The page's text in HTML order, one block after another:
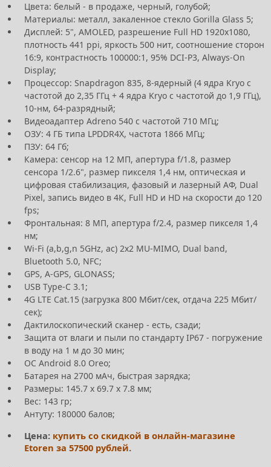
Цвета: белый - в продаже, черный, голубой;
Материалы: металл, закаленное стекло Gorilla Glass 5;
Дисплей: 5", AMOLED, разрешение Full HD 1920х1080,
плотность 441 ppi, яркость 500 нит, соотношение сторон
16:9, контрастность 100000:1, 95% DCI-P3, Always-On
Display;
Процессор: Snapdragon 835, 8-ядерный (4 ядра Kryo с
частотой до 2,35 ГГц + 4 ядра Kryo с частотой до 1,9 ГГц),
10-нм, 64-разрядный;
Видеоадаптер Adreno 540 с частотой 710 МГц;
ОЗУ: 4 ГБ типа LPDDR4X, частота 1866 МГц;
ПЗУ: 64 Гб;
Камера: сенсор на 12 МП, апертура f/1.8, размер
сенсора 1/2.6", размер пикселя 1,4 нм, оптическая и
цифровая стабилизация, фазовый и лазерный АФ, Dual
Pixel, запись видео в 4К, Full HD и HD на скорости до 120
fps;
Фронтальная: 8 МП, апертура f/2.4, размер пикселя 1,4
нм;
Wi-Fi (a,b,g,n 5GHz, ac) 2х2 MU-MIMO, Dual band,
Bluetooth 5.0, NFC;
GPS, A-GPS, GLONASS;
USB Type-C 3.1;
4G LTE Cat.15 (загрузка 800 Мбит/сек, отдача 225 Мбит/
сек);
Дактилоскопический сканер - есть, сзади;
Защита от влаги и пыли по стандарту IP67 - погружение
в воду на 1 м до 30 мин;
ОС Android 8.0 Oreo;
Батарея на 2700 мАч, быстрая зарядка;
Размеры: 145.7 х 69.7 х 7.8 мм;
Вес: 143 гр;
Антуту: 180000 балов;
Цена: купить со скидкой в онлайн-магазине
Etoren за 57500 рублей.